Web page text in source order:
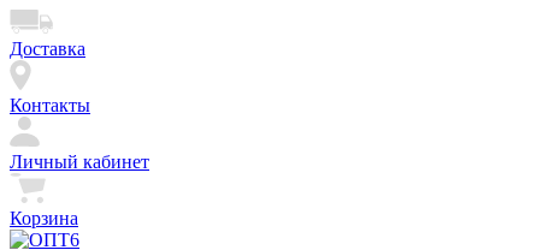
Доставка
Контакты
Личный кабинет
Корзина